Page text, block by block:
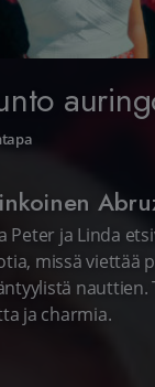
Peter ja Linda
missä viettää
nauttien.
ja charmia.